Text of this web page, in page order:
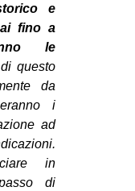
e
fino a
le
questo
da
i
ad
in
di